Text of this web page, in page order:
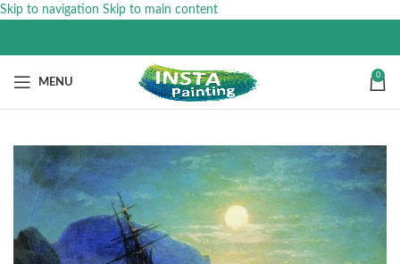
Skip to navigation Skip to main content
MENU
0